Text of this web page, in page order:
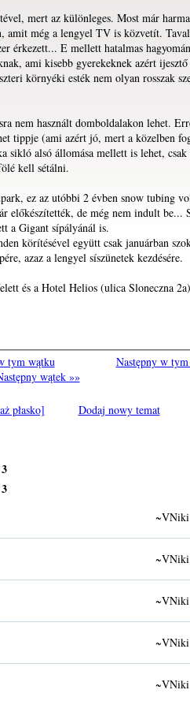
mert az különleges. Most már
amit még a lengyel TV is közvetít.
érkezett... E mellett hatalmas
ami kisebb gyerekeknek azért
környéki esték nem olyan rosszak
nem használt domboldalakon lehet.
tippje (ami azért jó, mert a közelben
sikló alsó állomása mellett is lehet,
kell sétálni.
ez az utóbbi 2 évben snow tubing
előkészítették, de még nem indult be...
a Gigant sípályánál is.
körítésével együtt csak januárban
azaz a lengyel síszünetek kezdésére.
és a Hotel Helios (ulica Sloneczna
tym wątku
Następny w
wątek »»
płasko] Dodaj nowy temat
3
3
~VNiki
~VNiki
~VNiki
~VNiki
~VNiki